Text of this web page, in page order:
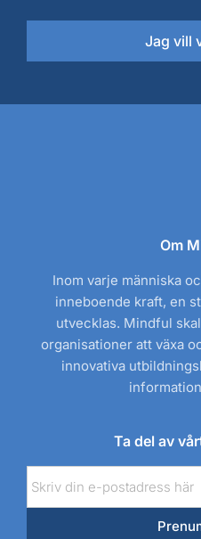
Om
Inom varje människa
inneboende kraft, en
utvecklas. Mindful
organisationer att växa
innovativa
Ta del av
E-
post